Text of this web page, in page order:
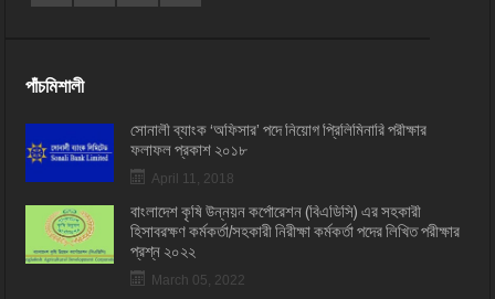
পাঁচমিশালী
সোনালী ব্যাংক ‘অফিসার’ পদে নিয়োগ প্রিলিমিনারি পরীক্ষার
ফলাফল প্রকাশ ২০১৮
April 11, 2018
বাংলাদেশ কৃষি উন্নয়ন কর্পোরেশন (বিএডিসি) এর সহকারী
হিসাবরক্ষণ কর্মকর্তা/সহকারী নিরীক্ষা কর্মকর্তা পদের লিখিত পরীক্ষার
প্রশ্ন ২০২২
March 05, 2022